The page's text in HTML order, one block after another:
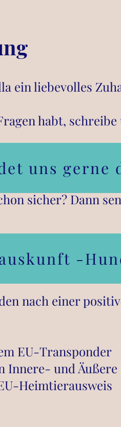
ein liebevolles
habt, schreibe
sicher? Dann
nach einer
EU-Transponder
Innere- und Äußere
Heimtierausweis
-
uns